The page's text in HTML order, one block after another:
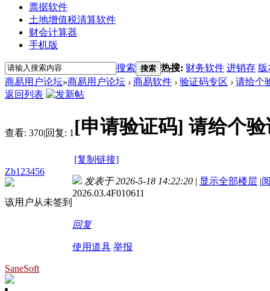
票据软件
土地增值税清算软件
财会计算器
手机版
搜索 搜索 热搜: 财务软件 进销存 版
商易用户论坛»商易用户论坛 › 商易软件 › 验证码专区 › 请给个
返回列表
查看: 370|回复: 1 [申请验证码] 请给个
[复制链接]
Zb123456
该用户从未签到
发表于 2026-5-18 14:22:20 | 显示全部楼层 |
2026.03.4F010611
回复
使用道具 举报
SaneSoft